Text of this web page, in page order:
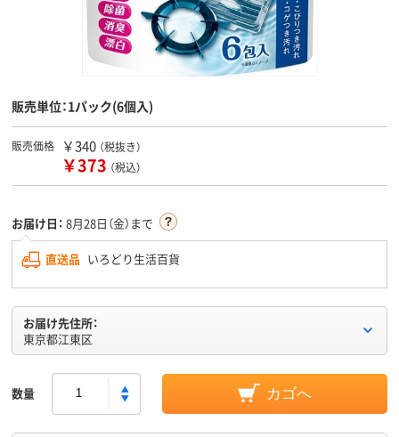
販売単位：1パック(6個入)
販売価格 ￥340 （税抜き）
￥373 （税込）
お届け日： 8月28日（金）まで
直送品 いろどり生活百貨
お届け先住所：
東京都江東区
数量 カゴへ